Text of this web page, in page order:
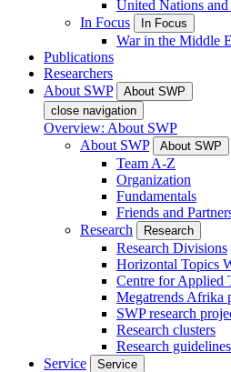
United Nations
In Focus
In Focus
War in the Middle
Publications
Researchers
About SWP
About SWP
close navigation
Overview: About SWP
About SWP
About SWP
Team A-Z
Organization
Fundamentals
Friends and
Research
Research
Research Divisions
Horizontal Topics
Centre for Applied
Megatrends Afrika
SWP research
Research clusters
Research guidelines
Service
Service